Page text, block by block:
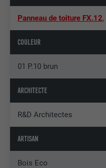
Panneau de toiture FX.12,
COULEUR
01 P.10 brun
ARCHITECTE
R&D Architectes
ARTISAN
Bois Eco